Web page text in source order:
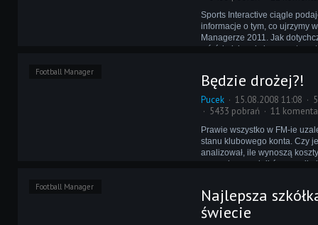
Sports Interactive ciągle
informacje o tym, co ujrzymy
Managerze 2011. Jak
wśród nich ani słowa na
Football Manager Będzie drożej?!
Pucek 15.08.2008 11:08
5433 pobrań
11
Prawie wszystko w FM-ie
stanu klubowego konta. Czy
analizował, ile wynoszą
naszych zawodników oraz ile
Football Manager
Najlepsza
świecie